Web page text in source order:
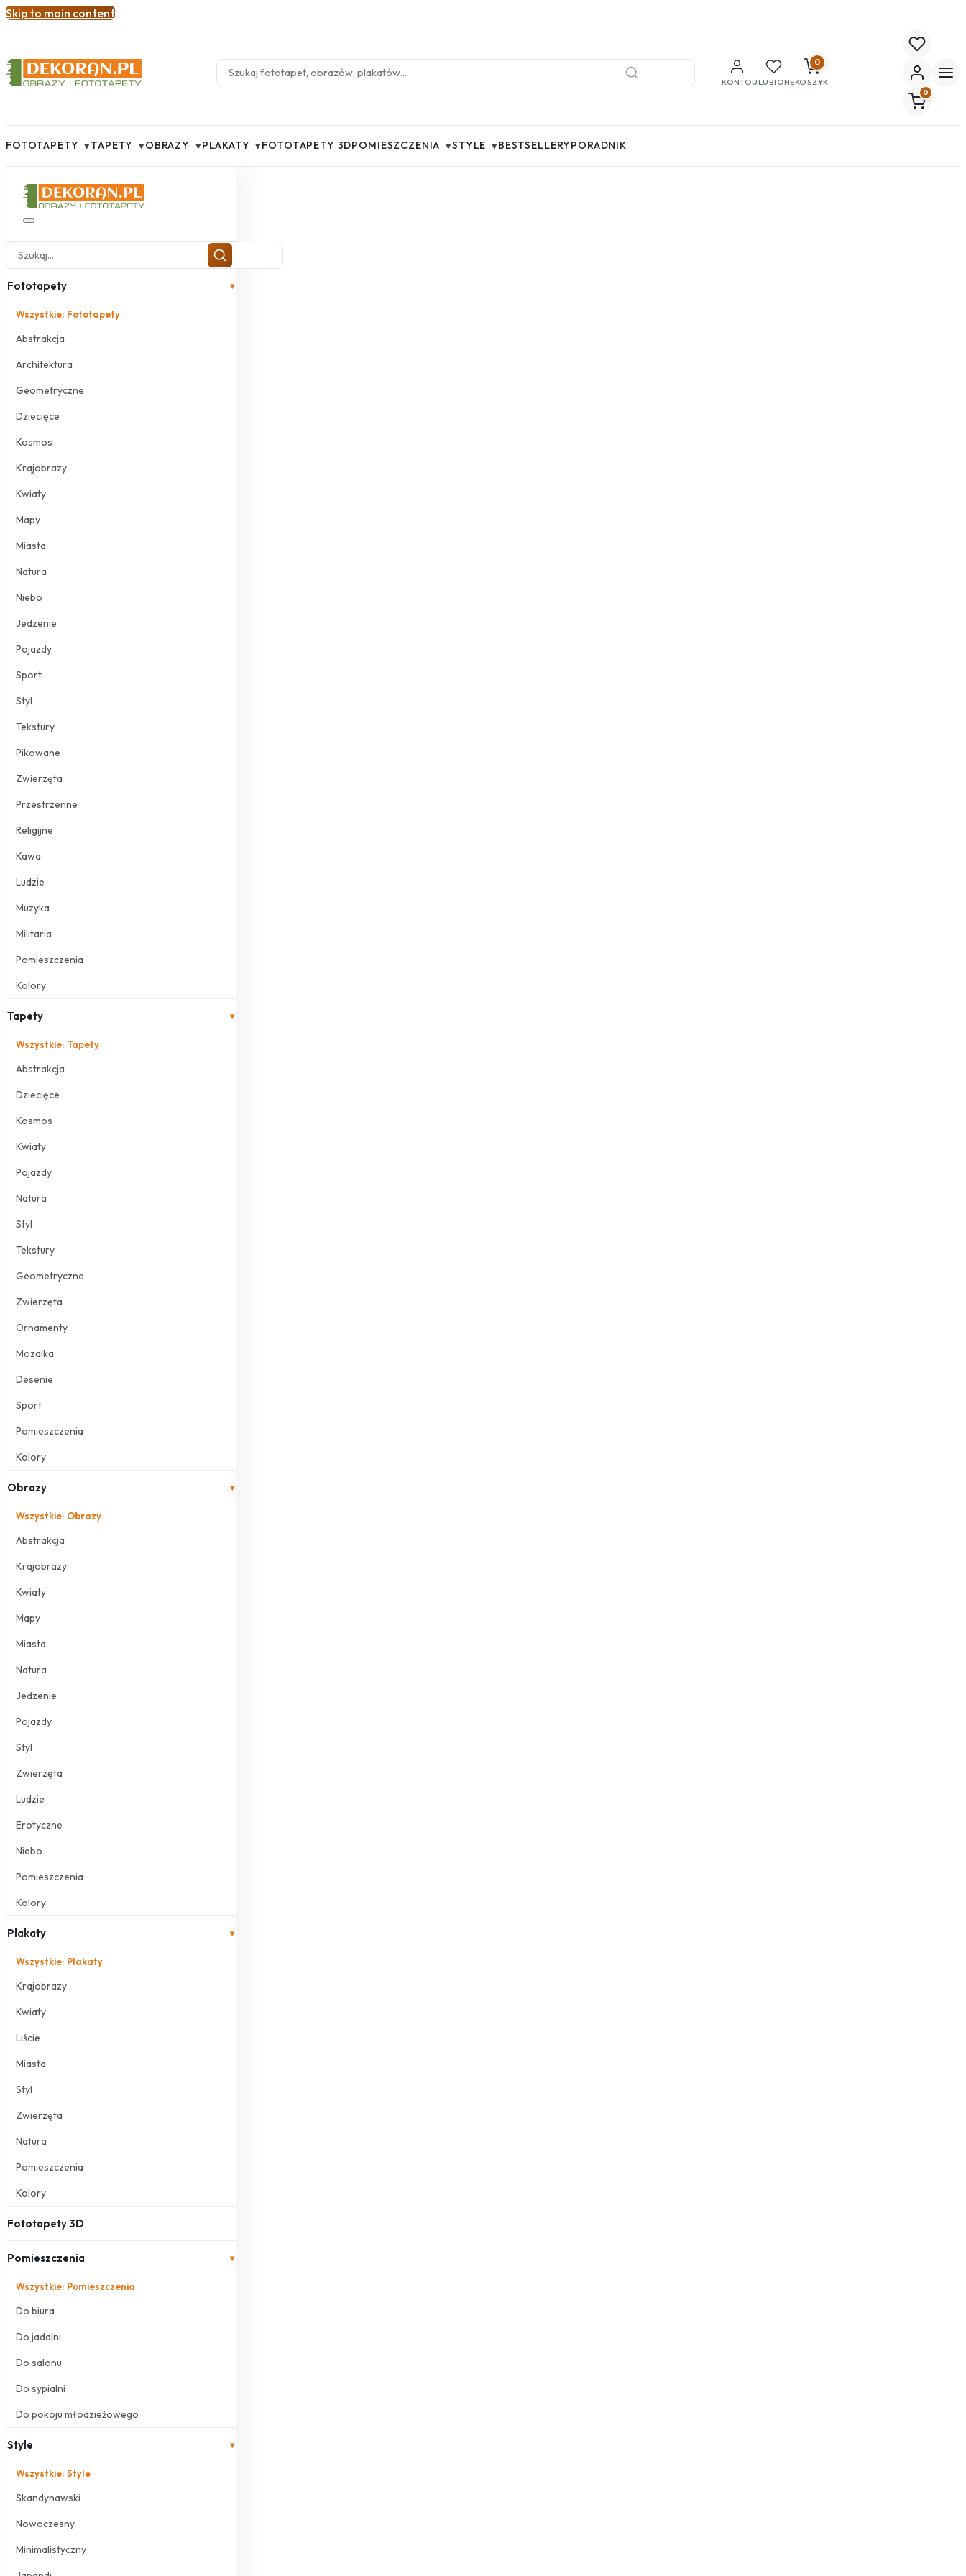
Skip to main content
KONTOULUBIONE
0
KOSZYK
0
FOTOTAPETY ▾TAPETY ▾OBRAZY ▾PLAKATY ▾FOTOTAPETY 3DPOMIESZCZENIA ▾STYLE ▾BESTSELLERYPORADNIK
Fototapety ▾
Wszystkie: Fototapety
Abstrakcja
Architektura
Geometryczne
Dziecięce
Kosmos
Krajobrazy
Kwiaty
Mapy
Miasta
Natura
Niebo
Jedzenie
Pojazdy
Sport
Styl
Tekstury
Pikowane
Zwierzęta
Przestrzenne
Religijne
Kawa
Ludzie
Muzyka
Militaria
Pomieszczenia
Kolory
Tapety ▾
Wszystkie: Tapety
Abstrakcja
Dziecięce
Kosmos
Kwiaty
Pojazdy
Natura
Styl
Tekstury
Geometryczne
Zwierzęta
Ornamenty
Mozaika
Desenie
Sport
Pomieszczenia
Kolory
Obrazy ▾
Wszystkie: Obrazy
Abstrakcja
Krajobrazy
Kwiaty
Mapy
Miasta
Natura
Jedzenie
Pojazdy
Styl
Zwierzęta
Ludzie
Erotyczne
Niebo
Pomieszczenia
Kolory
Plakaty ▾
Wszystkie: Plakaty
Krajobrazy
Kwiaty
Liście
Miasta
Styl
Zwierzęta
Natura
Pomieszczenia
Kolory
Fototapety 3D
Pomieszczenia ▾
Wszystkie: Pomieszczenia
Do biura
Do jadalni
Do salonu
Do sypialni
Do pokoju młodzieżowego
Style ▾
Wszystkie: Style
Skandynawski
Nowoczesny
Minimalistyczny